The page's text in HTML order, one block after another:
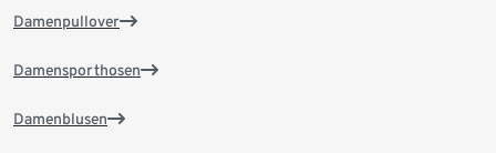
Damenpullover
Damensporthosen
Damenblusen